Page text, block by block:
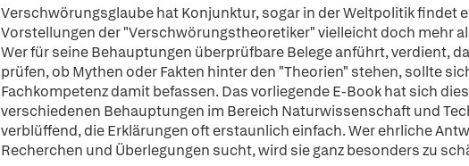
Verschwörungsglaube hat Konjunktur, sogar in der Weltpolitik findet
Vorstellungen der "Verschwörungstheoretiker" vielleicht doch mehr
Wer für seine Behauptungen überprüfbare Belege anführt, verdient,
prüfen, ob Mythen oder Fakten hinter den "Theorien" stehen, sollte
Fachkompetenz damit befassen. Das vorliegende E-Book hat sich
verschiedenen Behauptungen im Bereich Naturwissenschaft und
verblüffend, die Erklärungen oft erstaunlich einfach. Wer ehrliche
Recherchen und Überlegungen sucht, wird sie ganz besonders zu